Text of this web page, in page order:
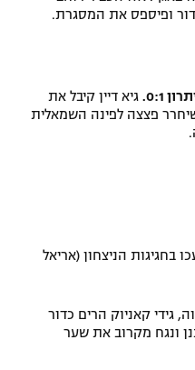
גיא דיין קיבל את
ושיחרר פצצה לפינה השמאלית
בחגיגות הניצחון (אריאל
גידי קאניוק הרים כדור
ונגח מקרוב את שער